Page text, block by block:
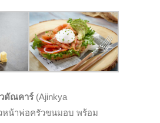
ดัณคาร์(Ajinkya
หน้าพ่อครัวขนมอบ พร้อม